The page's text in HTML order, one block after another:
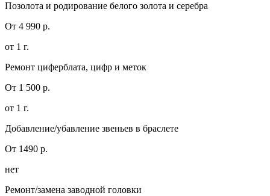
Позолота и родирование белого золота и серебра
От 4 990 р.
от 1 г.
Ремонт циферблата, цифр и меток
От 1 500 р.
от 1 г.
Добавление/убавление звеньев в браслете
От 1490 р.
нет
Ремонт/замена заводной головки